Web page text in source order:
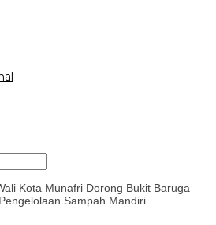
Kota Munafri Dorong Bukit Baruga
Sampah Mandiri